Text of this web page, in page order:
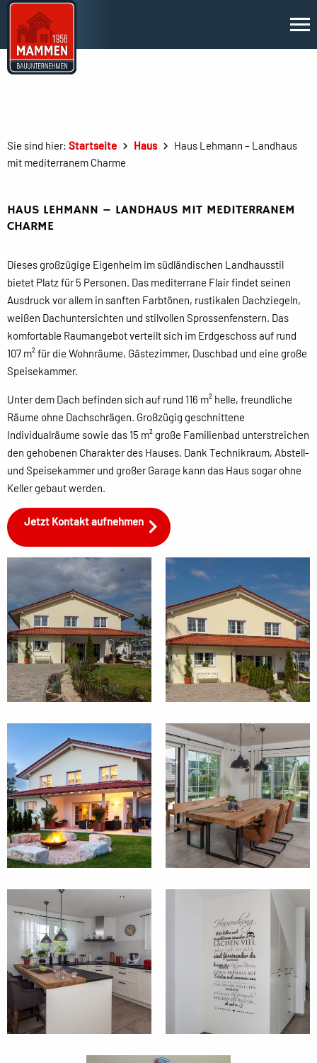
Sie sind hier: Startseite Haus
Haus Lehmann – Landhaus
mit mediterranem Charme
HAUS LEHMANN – LANDHAUS MIT MEDITERRANEM
CHARME
Dieses großzügige Eigenheim im südländischen Landhausstil
bietet Platz für 5 Personen. Das mediterrane Flair findet seinen
Ausdruck vor allem in sanften Farbtönen, rustikalen Dachziegeln,
weißen Dachuntersichten und stilvollen Sprossenfenstern. Das
komfortable Raumangebot verteilt sich im Erdgeschoss auf rund
107 m² für die Wohnräume, Gästezimmer, Duschbad und eine große
Speisekammer.
Unter dem Dach befinden sich auf rund 116 m² helle, freundliche
Räume ohne Dachschrägen. Großzügig geschnittene
Individualräume sowie das 15 m² große Familienbad unterstreichen
den gehobenen Charakter des Hauses. Dank Technikraum, Abstell-
und Speisekammer und großer Garage kann das Haus sogar ohne
Keller gebaut werden.
Jetzt Kontakt aufnehmen